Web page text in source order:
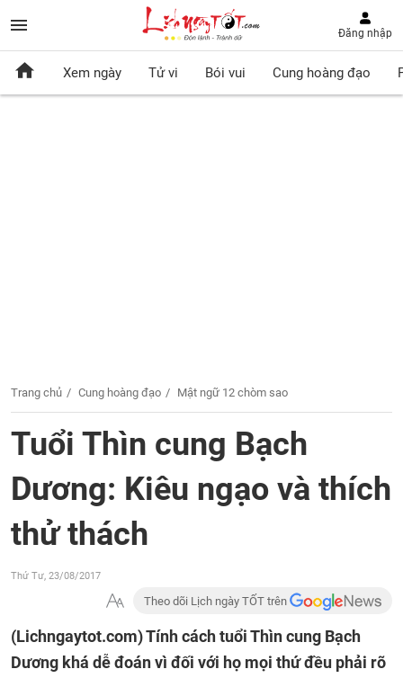
Đăng nhập
Xem ngày Tử vi Bói vui Cung hoàng đạo
Trang chủ Cung hoàng đạo Mật ngữ 12 chòm sao
Tuổi Thìn cung Bạch
Dương: Kiêu ngạo và thích
thử thách
Thứ Tư, 23/08/2017
Theo dõi Lịch ngày TỐT trên
(Lichngaytot.com)Tính cách tuổi Thìn cung Bạch
Dương khá dễ đoán vì đối với họ mọi thứ đều phải rõ